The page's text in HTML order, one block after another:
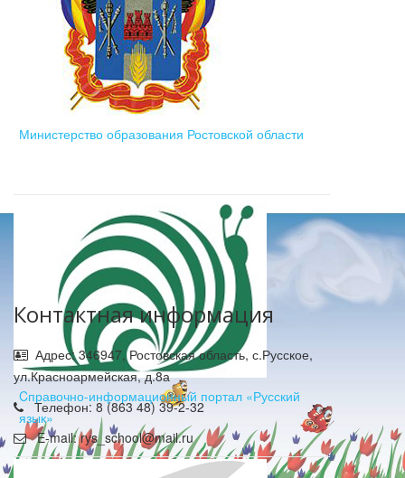
Министерство образования Ростовской области
Cправочно-информационный портал «Русский
язык»
Контактная информация
Адрес: 346947, Ростовская область, с.Русское,
ул.Красноармейская, д.8а
Телефон: 8 (863 48) 39-2-32
E-mail: rys_school@mail.ru